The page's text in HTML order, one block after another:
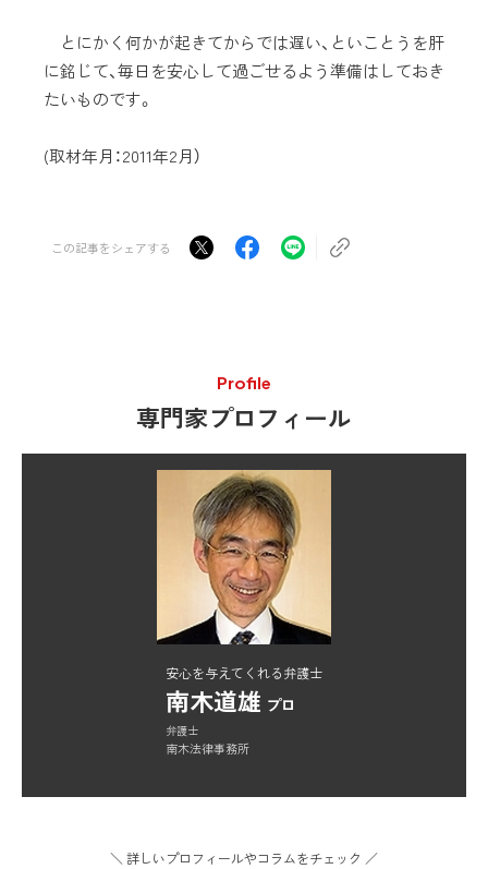
とにかく何かが起きてからでは遅い、といことうを肝
に銘じて、毎日を安心して過ごせるよう準備はしておき
たいものです。
(取材年月：2011年2月）
この記事をシェアする
Profile
専門家プロフィール
安心を与えてくれる弁護士
南木道雄 プロ
弁護士
南木法律事務所
＼ 詳しいプロフィールやコラムをチェック ／